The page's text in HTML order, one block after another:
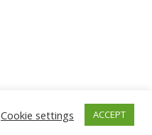
Cookie settings ACCEPT